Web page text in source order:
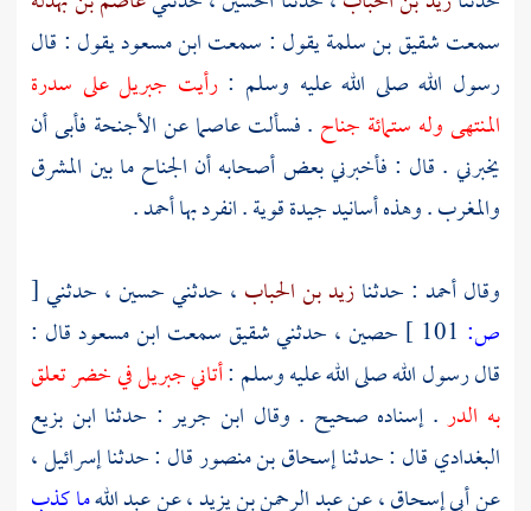
سمعتشقيق بن سلمةيقول : سمعتابن مسعوديقول : قال
رسول الله صلى الله عليه وسلم :رأيت جبريلعلى سدرة
المنتهى وله ستمائة جناح . فسألتعاصماعن الأجنحة فأبى أن
يخبرني . قال : فأخبرني بعض أصحابه أن الجناح ما بين المشرق
والمغرب . وهذه أسانيد جيدة قوية . انفرد بهاأحمد.
وقالأحمد : حدثنازيد بن الحباب ، حدثنيحسين، حدثني[
ص:
حصين، حدثنيشقيقسمعت ابن مسعودقال :
قال رسول الله صلى الله عليه وسلم :أتانيجبريلفي خضر تعلق
به الدر . إسناده صحيح . وقال ابن جرير : حدثنا ابن بزيع
البغداديقال : حدثناإسحاق بن منصورقال : حدثناإسرائيل،
عنأبي إسحاق، عنعبد الرحمن بن يزيد، عنعبد اللهما كذب